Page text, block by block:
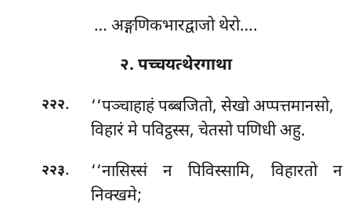
… अङ्गणिकभारद्वाजो थेरो….
२. पच्चयत्थेरगाथा
२२२.
‘‘पञ्चाहाहं पब्बजितो, सेखो अप्पत्तमानसो,
विहारं मे पविट्ठस्स, चेतसो पणिधी अहु.
२२३.
‘‘नासिस्सं न पिविस्सामि, विहारतो न
निक्खमे;